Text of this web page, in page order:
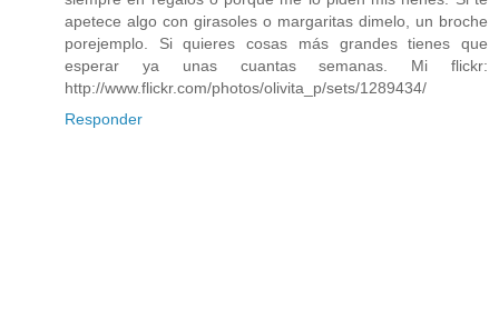
apetece algo con girasoles o margaritas dimelo, un broche
porejemplo. Si quieres cosas más grandes tienes que
esperar ya unas cuantas semanas. Mi flickr:
http://www.flickr.com/photos/olivita_p/sets/1289434/
Responder